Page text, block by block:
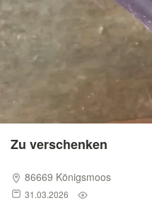
Zu verschenken
86669 Königsmoos
31.03.2026